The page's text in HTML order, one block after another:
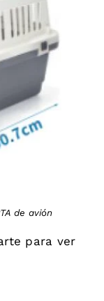
de avión
para ver